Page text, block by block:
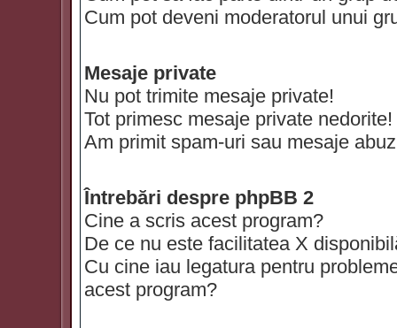
Cum pot deveni moderatorul unui
Mesaje private
Nu pot trimite mesaje private!
Tot primesc mesaje private nedorite!
Am primit spam-uri sau mesaje
Întrebări despre phpBB 2
Cine a scris acest program?
De ce nu este facilitatea X
Cu cine iau legatura pentru
acest program?